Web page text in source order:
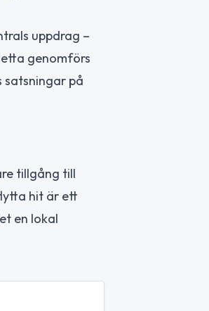
uppdrag –
genomförs
på
tillgång till
hit är ett
en lokal